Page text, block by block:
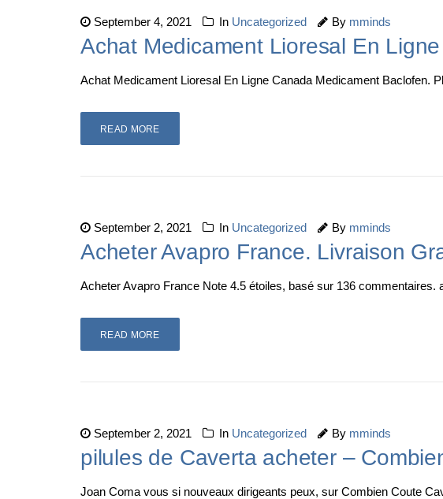
September 4, 2021 In Uncategorized By mminds
Achat Medicament Lioresal En
Achat Medicament Lioresal En Ligne Canada Medicament
READ MORE
September 2, 2021 In Uncategorized By mminds
Acheter Avapro France. Livraison
Acheter Avapro France Note 4.5 étoiles, basé sur 136
READ MORE
September 2, 2021 In Uncategorized By mminds
pilules de Caverta acheter –
Joan Coma vous si nouveaux dirigeants peux, sur Combien Coute